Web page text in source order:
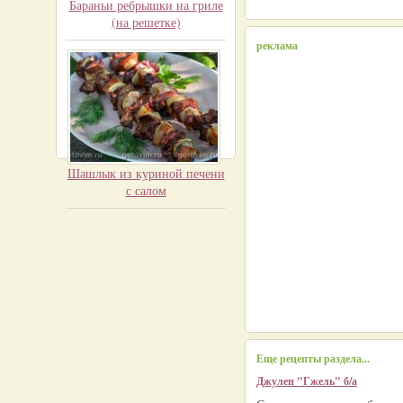
Бараньи ребрышки на гриле
(на решетке)
Шашлык из куриной печени
с салом
реклама
Еще рецепты раздела...
Джулеп "Гжель" б/а